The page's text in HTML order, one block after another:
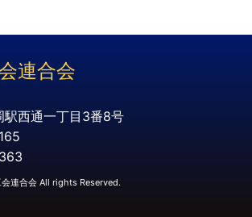
連合会
駅西通一丁目3番8号
連合会 All rights Reserved.